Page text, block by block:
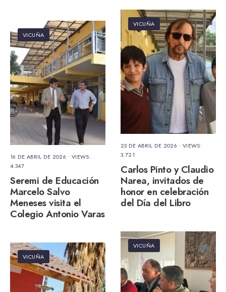
VICUÑA
23 DE ABRIL DE 2026 • VIEWS:
3.721
Carlos Pinto y Claudio
Narea, invitados de
honor en celebración
del Día del Libro
VICUÑA
16 DE ABRIL DE 2026 • VIEWS:
4.347
Seremi de Educación
Marcelo Salvo
Meneses visita el
Colegio Antonio Varas
VICUÑA
VICUÑA